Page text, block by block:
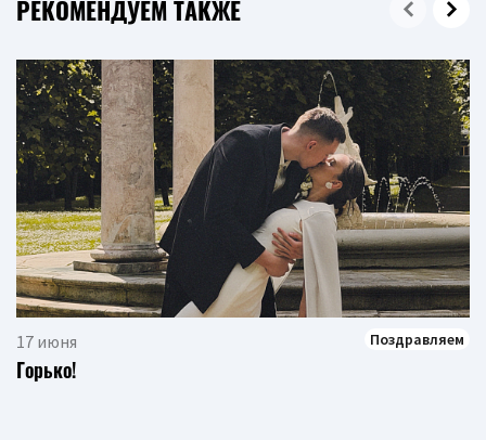
РЕКОМЕНДУЕМ ТАКЖЕ
17 июня Поздравляем
Горько!